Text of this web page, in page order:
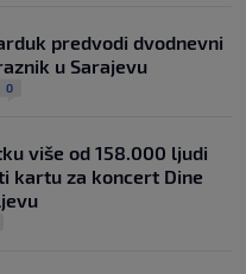
predvodi dvodnevni
u Sarajevu
0
više od 158.000 ljudi
kartu za koncert Dine